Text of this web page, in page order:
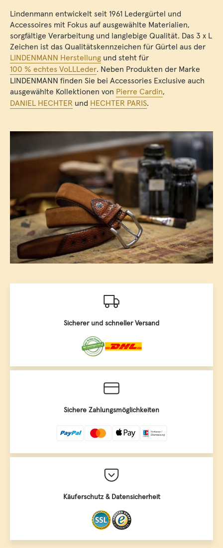
Lindenmann entwickelt seit 1961 Ledergürtel und
Accessoires mit Fokus auf ausgewählte Materialien,
sorgfältige Verarbeitung und langlebige Qualität. Das 3 x L
Zeichen ist das Qualitätskennzeichen für Gürtel aus der
LINDENMANN Herstellung und steht für
100 % echtes VoLLLeder. Neben Produkten der Marke
LINDENMANN finden Sie bei Accessories Exclusive auch
ausgewählte Kollektionen von Pierre Cardin,
DANIEL HECHTER und HECHTER PARIS.
Sicherer und schneller Versand
Sichere Zahlungsmöglichkeiten
Käuferschutz & Datensicherheit